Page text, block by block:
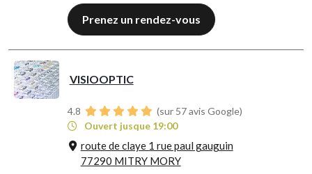
Prenez un rendez-vous
VISIOOPTIC
4.8
(sur 57 avis Google)
Ouvert jusque 19:00
route de claye 1 rue paul gauguin
77290 MITRY MORY